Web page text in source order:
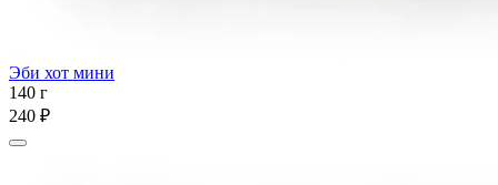
Эби хот мини
140 г
240 ₽